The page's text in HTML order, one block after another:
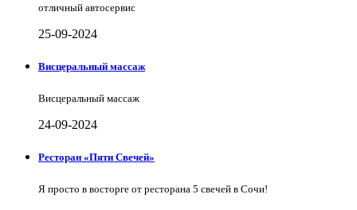
отличный автосервис
25-09-2024
Висцеральный массаж
Висцеральный массаж
24-09-2024
Ресторан «Пяти Свечей»
Я просто в восторге от ресторана 5 свечей в Сочи!